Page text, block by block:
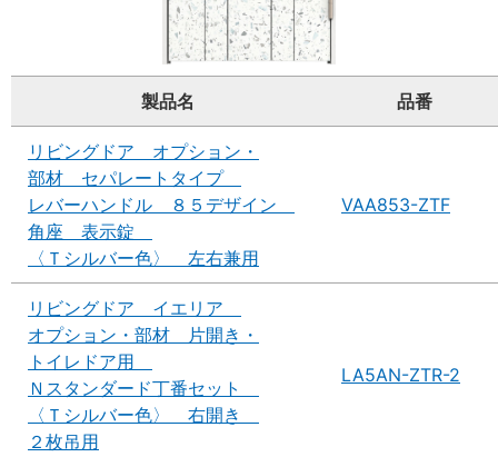
製品名 品番
リビングドア オプション・
部材 セパレートタイプ
レバーハンドル ８５デザイン
角座 表示錠
〈Ｔシルバー色〉 左右兼用
VAA853-ZTF
リビングドア イエリア
オプション・部材 片開き・
トイレドア用
Ｎスタンダード丁番セット
〈Ｔシルバー色〉 右開き
２枚吊用
LA5AN-ZTR-2